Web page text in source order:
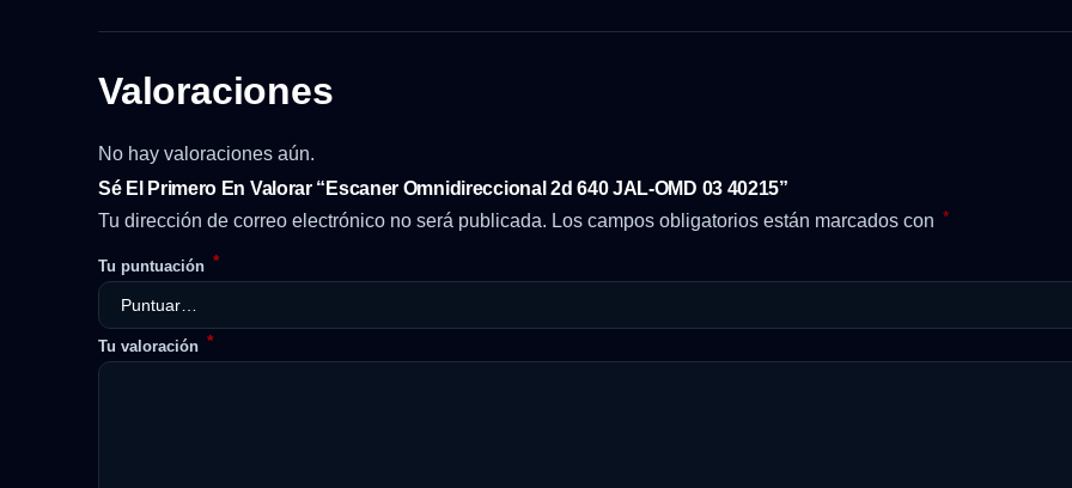
Valoraciones
No hay valoraciones aún.
Sé El Primero En Valorar “Escaner Omnidireccional 2d 640 JAL-OMD 03 40215”
Tu dirección de correo electrónico no será publicada. Los campos obligatorios están marcados con *
Tu puntuación *
Tu valoración *